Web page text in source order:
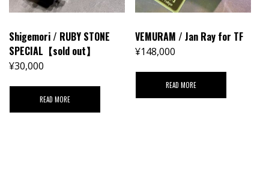
Shigemori / RUBY STONE
SPECIAL【sold out】
¥30,000
READ MORE
VEMURAM / Jan Ray for TF
¥148,000
READ MORE